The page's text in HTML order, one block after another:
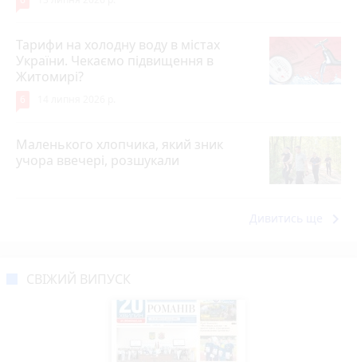
Тарифи на холодну воду в містах
України. Чекаємо підвищення в
Житомирі?
Маленького хлопчика, який зник
учора ввечері, розшукали